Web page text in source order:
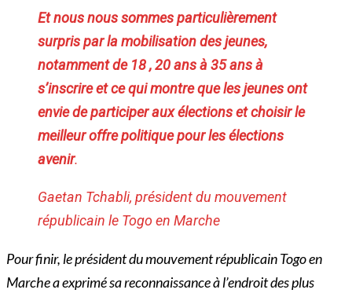
Et nous nous sommes particulièrement
surpris par la mobilisation des jeunes,
notamment de 18 , 20 ans à 35 ans à
s’inscrire et ce qui montre que les jeunes ont
envie de participer aux élections et choisir le
meilleur offre politique pour les élections
avenir.
Gaetan Tchabli, président du mouvement
républicain le Togo en Marche
Pour finir, le président du mouvement républicain Togo en
Marche a exprimé sa reconnaissance à l’endroit des plus